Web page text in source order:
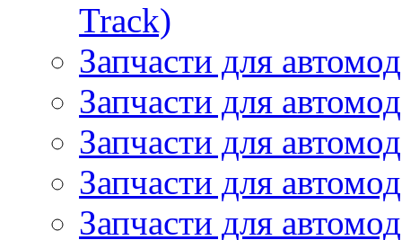
Track)
Запчасти для
Запчасти для
Запчасти для
Запчасти для
Запчасти для